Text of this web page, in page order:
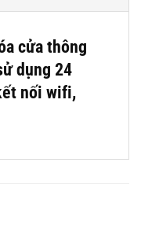
cửa thông
dụng 24
nối wifi,